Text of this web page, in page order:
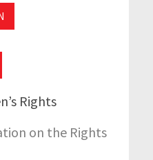
Rights
on the Rights